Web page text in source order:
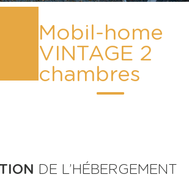
Mobil-home
VINTAGE 2
chambres
DE L’HÉBERGEMENT